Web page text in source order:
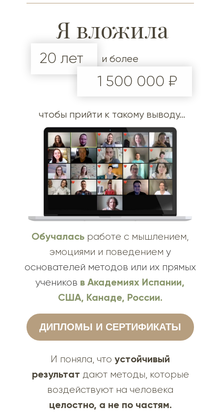
Я вложила
20 лет
1 500 000 ₽
и более
чтобы прийти к такому выводу...
Обучалась работе с мышлением,
эмоциями и поведением у
основателей методов или их прямых
учеников в Академиях Испании,
США, Канаде, России.
И поняла, что устойчивый
результат дают методы, которые
воздействуют на человека
целостно, а не по частям.
ДИПЛОМЫ И СЕРТИФИКАТЫ